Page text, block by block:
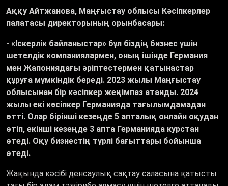
Аққу Айтжанова, Маңғыстау облысы Кәсіпкерлер
палатасы директорының орынбасары:
- «Іскерлік байланыстар» бұл біздің бизнес үшін
шетелдік компаниялармен, оның ішінде Германия
мен Жапониядағы әріптестермен қатынастар
құруға мүмкіндік береді. 2023 жылы Маңғыстау
облысынан бір кәсіпкер жеңімпаз атанды. 2024
жылы екі кәсіпкер Германияда тағылымдамадан
өтті. Олар бірінші кезеңде 5 апталық онлайн оқудан
өтіп, екінші кезеңде 3 апта Германияда курстан
өтеді. Оқу бизнестің түрлі бағыттары бойынша
өтеді.
Жақында кәсібі денсаулық сақтау саласына қатысты